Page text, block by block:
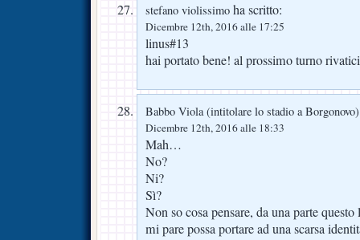
stefano violissimo ha scritto:
Dicembre 12th, 2016 alle 17:25
linus#13
hai portato bene! al prossimo turno
Babbo Viola (intitolare lo stadio a Borgonovo)
Dicembre 12th, 2016 alle 18:33
Mah…
No?
Ni?
Sì?
Non so cosa pensare, da una parte
mi pare possa portare ad una scarsa